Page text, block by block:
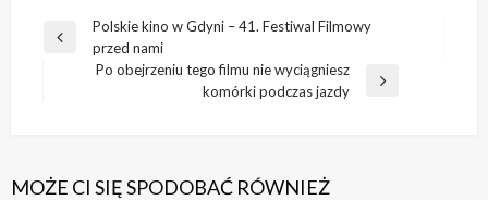
Nawigacja
wpisu
Poprzedni
Polskie kino w Gdyni – 41. Festiwal Filmowy
przed nami
Po obejrzeniu tego filmu nie wyciągniesz
komórki podczas jazdy
MOŻE CI SIĘ SPODOBAĆ RÓWNIEŻ